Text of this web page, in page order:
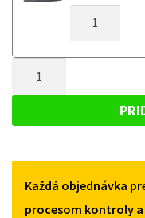
DOJAZDOVÉ
SUZUKI
II
2010
SUZUKI
2005-
2010
Každá objednávka
procesom kontroly